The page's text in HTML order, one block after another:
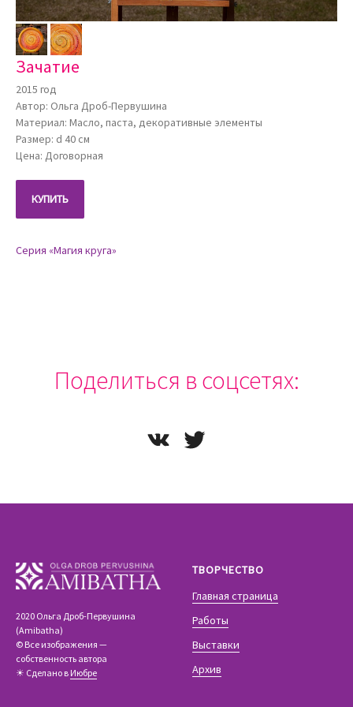
Зачатие
2015 год
Автор: Ольга Дроб-Первушина
Материал: Масло, паста, декоративные элементы
Размер: d 40 см
Цена: Договорная
КУПИТЬ
Серия «Магия круга»
Поделиться в соцсетях:
2020 Ольга Дроб-Первушина
(Amibatha)
© Все изображения —
собственность автора
☀ Сделано в Июбре
ТВОРЧЕСТВО
Главная страница
Работы
Выставки
Архив